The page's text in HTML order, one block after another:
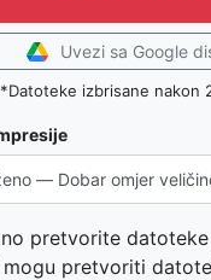
Uvezi sa Google
*Datoteke izbrisane nakon
pretvorite datoteke
pretvoriti